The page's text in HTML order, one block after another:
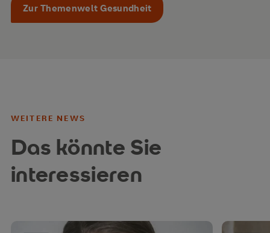
Zur Themenwelt Gesundheit
WEITERE NEWS
Das könnte Sie
interessieren